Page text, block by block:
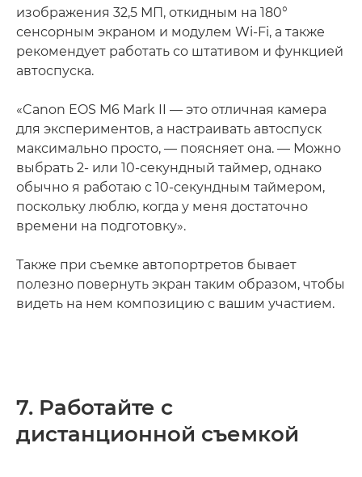
изображения 32,5 МП, откидным на 180°
сенсорным экраном и модулем Wi-Fi, а также
рекомендует работать со штативом и функцией
автоспуска.
«Canon EOS M6 Mark II — это отличная камера
для экспериментов, а настраивать автоспуск
максимально просто, — поясняет она. — Можно
выбрать 2- или 10-секундный таймер, однако
обычно я работаю с 10-секундным таймером,
поскольку люблю, когда у меня достаточно
времени на подготовку».
Также при съемке автопортретов бывает
полезно повернуть экран таким образом, чтобы
видеть на нем композицию с вашим участием.
7. Работайте с
дистанционной съемкой